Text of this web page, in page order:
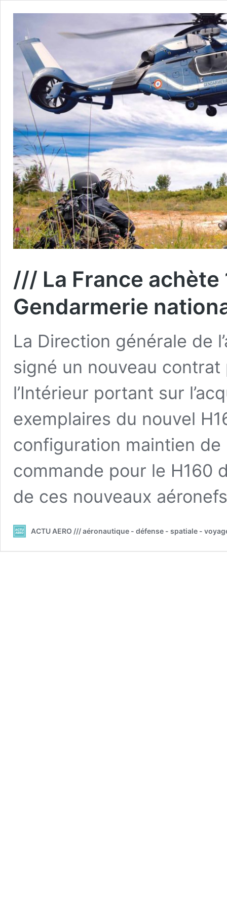
/// La France achète
Gendarmerie
La Direction générale de
signé un nouveau
l’Intérieur portant sur
exemplaires du nouvel
configuration maintien de
commande pour le H160
de ces nouveaux
ACTU AERO /// aéronautique - défense - spatiale -